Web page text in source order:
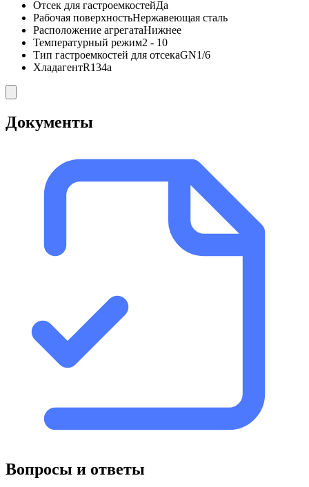
Отсек для гастроемкостейДа
Рабочая поверхностьНержавеющая сталь
Расположение агрегатаНижнее
Температурный режим2 - 10
Тип гастроемкостей для отсекаGN1/6
ХладагентR134a
Документы
Вопросы и ответы